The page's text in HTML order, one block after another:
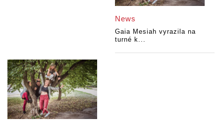
News
Gaia Mesiah vyrazila na
turné k...